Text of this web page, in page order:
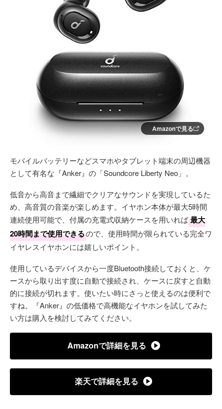
Amazonで見る
モバイルバッテリーなどスマホやタブレット端末の周辺機器
として有名な『Anker』の「Soundcore Liberty Neo」。
低音から高音まで繊細でクリアなサウンドを実現しているた
め、高音質の音楽が楽しめます。イヤホン本体が最大5時間
連続使用可能で、付属の充電式収納ケースを用いれば最大
20時間まで使用できるので、使用時間が限られている完全ワ
イヤレスイヤホンには嬉しいポイント。
使用しているデバイスから一度Bluetooth接続しておくと、ケ
ースから取り出す度に自動で接続され、ケースに戻すと自動
的に接続が切れます。使いたい時にさっと使えるのは便利で
すね。『Anker』の低価格で高機能なイヤホンを試してみた
い方は購入を検討してみてください。
Amazonで詳細を見る
楽天で詳細を見る